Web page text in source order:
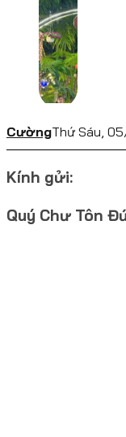
CườngThứ Sáu,
Kính gửi:
Quý Chư Tôn